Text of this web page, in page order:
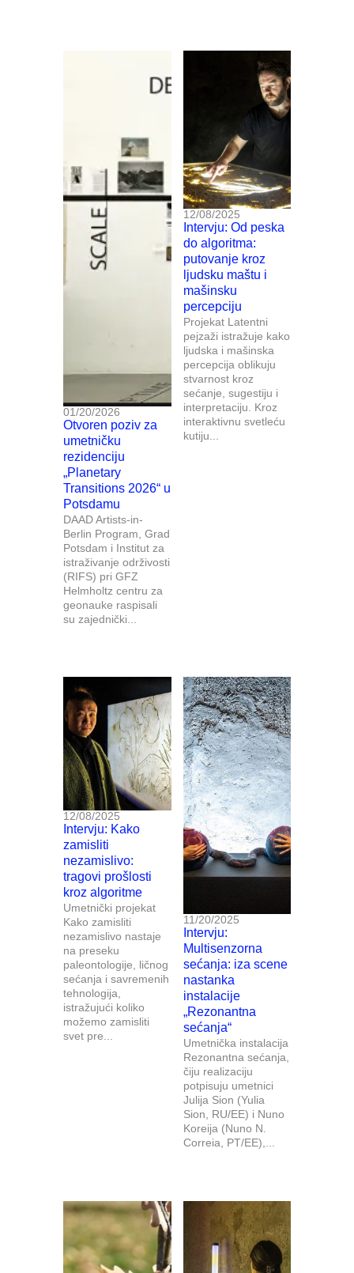
01/20/2026
Otvoren poziv za
umetničku
rezidenciju
„Planetary
Transitions 2026“ u
Potsdamu
DAAD Artists-in-
Berlin Program, Grad
Potsdam i Institut za
istraživanje održivosti
(RIFS) pri GFZ
Helmholtz centru za
geonauke raspisali
su zajednički...
12/08/2025
Intervju: Od peska
do algoritma:
putovanje kroz
ljudsku maštu i
mašinsku
percepciju
Projekat Latentni
pejzaži istražuje kako
ljudska i mašinska
percepcija oblikuju
stvarnost kroz
sećanje, sugestiju i
interpretaciju. Kroz
interaktivnu svetleću
kutiju...
12/08/2025
Intervju: Kako
zamisliti
nezamislivo:
tragovi prošlosti
kroz algoritme
Umetnički projekat
Kako zamisliti
nezamislivo nastaje
na preseku
paleontologije, ličnog
sećanja i savremenih
tehnologija,
istražujući koliko
možemo zamisliti
svet pre...
11/20/2025
Intervju:
Multisenzorna
sećanja: iza scene
nastanka
instalacije
„Rezonantna
sećanja“
Umetnička instalacija
Rezonantna sećanja,
čiju realizaciju
potpisuju umetnici
Julija Sion (Yulia
Sion, RU/EE) i Nuno
Koreija (Nuno N.
Correia, PT/EE),...